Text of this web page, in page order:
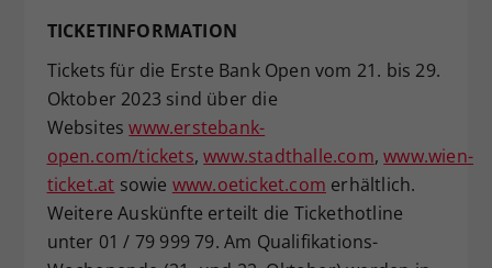
TICKETINFORMATION
Tickets für die Erste Bank Open vom 21. bis 29.
Oktober 2023 sind über die
Websiteswww.erstebank-
open.com/tickets,www.stadthalle.com,www.wien-
ticket.at sowie www.oeticket.com erhältlich.
Weitere Auskünfte erteilt die Tickethotline
unter 01 / 79 999 79. Am Qualifikations-